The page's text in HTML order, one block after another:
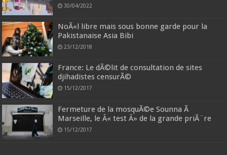
30/04/2022
NoÃ«l libre mais sous bonne garde pour la
Pakistanaise Asia Bibi
23/12/2018
France: Le dÃ©lit de consultation de sites
djihadistes censurÃ©
15/12/2017
Fermeture de la mosquÃ©e Sounna Ã
Marseille, le Â« test Â» de la grande priÃ¨re
15/12/2017